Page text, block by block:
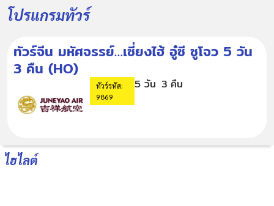
โปรแกรมทัวร์
ทัวร์จีน มหัศจรรย์…เซี่ยงไฮ้ อู๋ซี ซูโจว 5 วัน
3 คืน (HO)
ทัวร์รหัส:
9869
5 วัน 3 คืน
ไฮไลต์